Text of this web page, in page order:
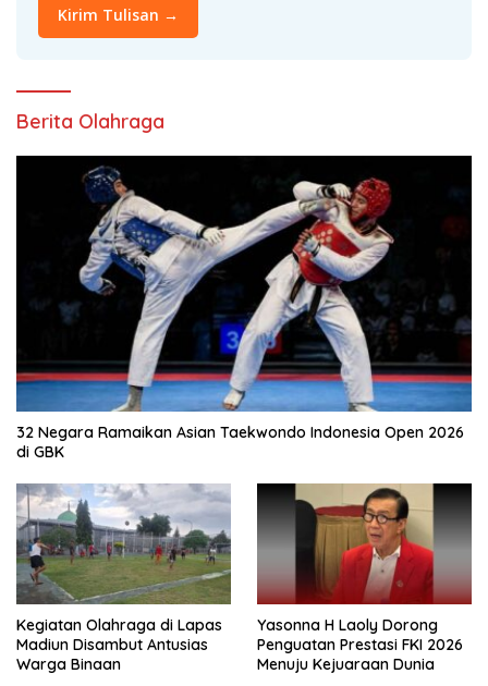
Kirim Tulisan →
Berita Olahraga
32 Negara Ramaikan Asian Taekwondo Indonesia Open 2026
di GBK
Kegiatan Olahraga di Lapas
Madiun Disambut Antusias
Warga Binaan
Yasonna H Laoly Dorong
Penguatan Prestasi FKI 2026
Menuju Kejuaraan Dunia